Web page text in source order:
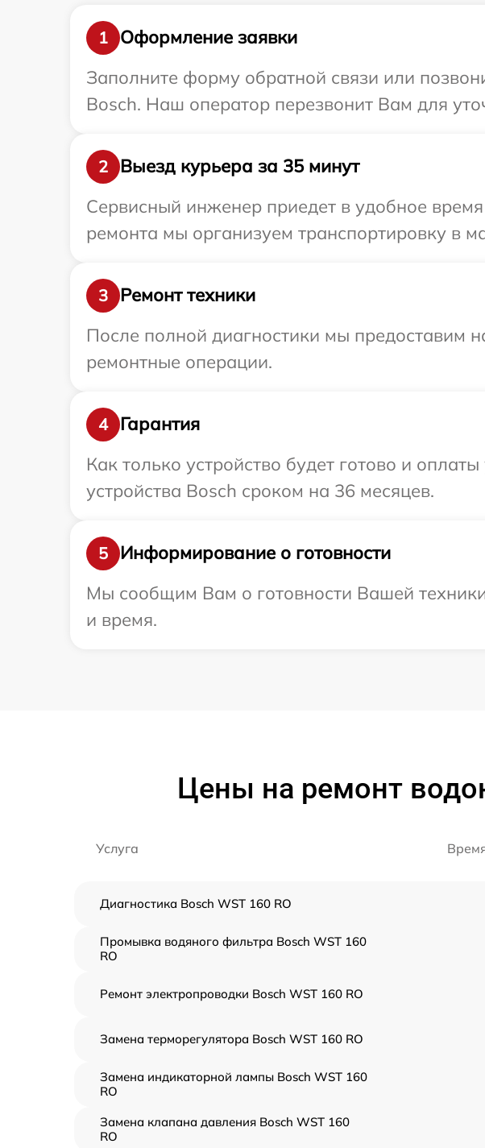
1
Оформление заявки
Заполните форму обратной связи или
Bosch. Наш оператор перезвонит Вам для
2
Выезд курьера за 35 минут
Сервисный инженер приедет в удобное
ремонта мы организуем транспортировку в
3
Ремонт техники
После полной диагностики мы предоставим
ремонтные операции.
4
Гарантия
Как только устройство будет готово и
устройства Bosch сроком на 36 месяцев.
5
Информирование о готовности
Мы сообщим Вам о готовности Вашей
и время.
Цены на ремонт
Услуга
Диагностика Bosch WST 160 RO
Промывка водяного фильтра Bosch WST 160
RO
Ремонт электропроводки Bosch WST 160 RO
Замена терморегулятора Bosch WST 160 RO
Замена индикаторной лампы Bosch WST 160
RO
Замена клапана давления Bosch WST 160
RO